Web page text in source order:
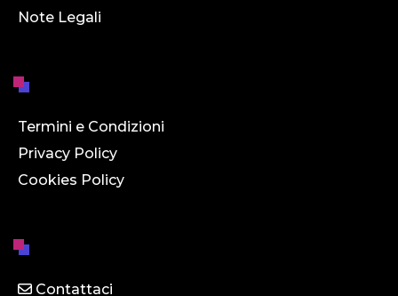
Note Legali
Termini e Condizioni
Privacy Policy
Cookies Policy
Contattaci